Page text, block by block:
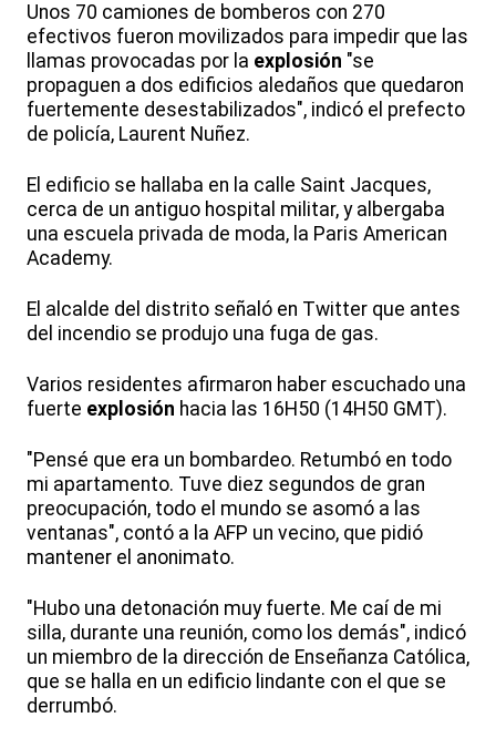
Unos 70 camiones de bomberos con 270
efectivos fueron movilizados para impedir que las
llamas provocadas por la explosión "se
propaguen a dos edificios aledaños que quedaron
fuertemente desestabilizados", indicó el prefecto
de policía, Laurent Nuñez.
El edificio se hallaba en la calle Saint Jacques,
cerca de un antiguo hospital militar, y albergaba
una escuela privada de moda, la Paris American
Academy.
El alcalde del distrito señaló en Twitter que antes
del incendio se produjo una fuga de gas.
Varios residentes afirmaron haber escuchado una
fuerte explosión hacia las 16H50 (14H50 GMT).
"Pensé que era un bombardeo. Retumbó en todo
mi apartamento. Tuve diez segundos de gran
preocupación, todo el mundo se asomó a las
ventanas", contó a la AFP un vecino, que pidió
mantener el anonimato.
"Hubo una detonación muy fuerte. Me caí de mi
silla, durante una reunión, como los demás", indicó
un miembro de la dirección de Enseñanza Católica,
que se halla en un edificio lindante con el que se
derrumbó.